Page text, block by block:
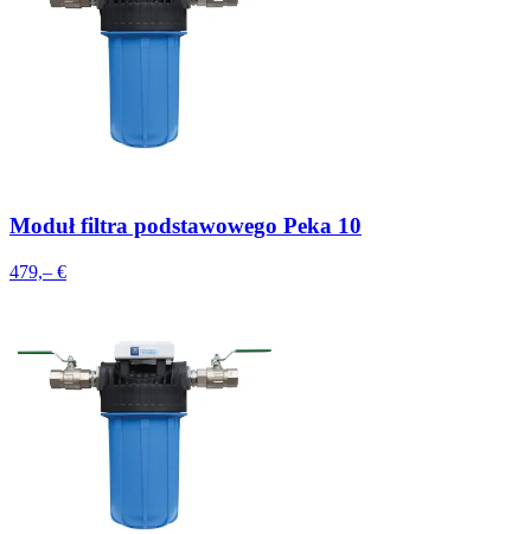
Moduł filtra podstawowego Peka 10
479,– €